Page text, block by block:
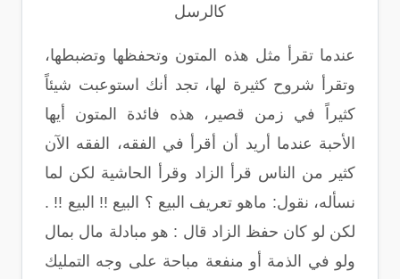
كالرسل
عندما تقرأ مثل هذه المتون وتحفظها وتضبطها،
وتقرأ شروح كثيرة لها، تجد أنك استوعبت شيئاً
كثيراً في زمن قصير، هذه فائدة المتون أيها
الأحبة عندما أريد أن أقرأ في الفقه، الفقه الآن
كثير من الناس قرأ الزاد وقرأ الحاشية لكن لما
نسأله، نقول: ماهو تعريف البيع ؟ البيع !! البيع !! .
لكن لو كان حفظ الزاد قال : هو مبادلة مال بمال
ولو في الذمة أو منفعة مباحة على وجه التمليك